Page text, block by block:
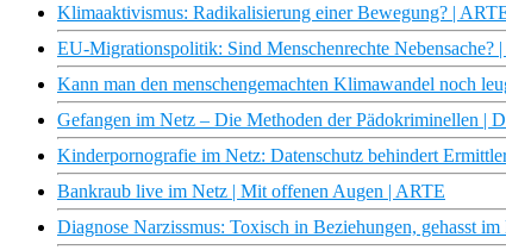
Klimaaktivismus: Radikalisierung einer Bewegung? |
EU-Migrationspolitik: Sind Menschenrechte Nebensache?
Kann man den menschengemachten Klimawandel noch
Gefangen im Netz – Die Methoden der Pädokriminellen |
Kinderpornografie im Netz: Datenschutz behindert
Bankraub live im Netz | Mit offenen Augen | ARTE
Diagnose Narzissmus: Toxisch in Beziehungen, gehasst